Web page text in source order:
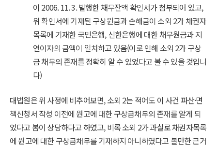
이 2006. 11. 3. 발행한 채무잔액 확인서가 첨부되어 있고,
위 확인서에 기재된 구상원금과 손해금이 소외 2가 채권자
목록에 기재한 국민은행, 신한은행에 대한 채무원금과 지
연이자의 금액이 일치하고 있음(이로 인해 소외 2가 구상
금 채무의 존재를 정확히 알 수 있었다고 볼 수 있을 것입니
다)
대법원은 위 사정에 비추어보면, 소외 2는 적어도 이 사건 파산·면
책신청서 작성 이전에 원고에 대한 구상금채무의 존재를 알게 되
었다고 봄이 상당하다고 하였고, 비록 소외 2가 과실로 채권자목록
에 원고에 대한 구상금채무를 기재하지 아니하였다고 볼만한 근거